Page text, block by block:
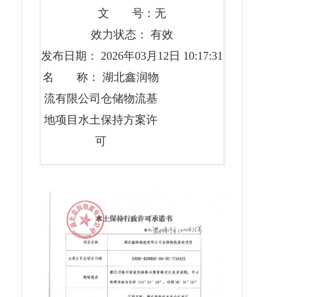
文 号：无
效力状态： 有效
发布日期： 2026年03月12日 10:17:31
名 称： 湖北鑫润物
流有限公司仓储物流基
地项目水土保持方案许
可